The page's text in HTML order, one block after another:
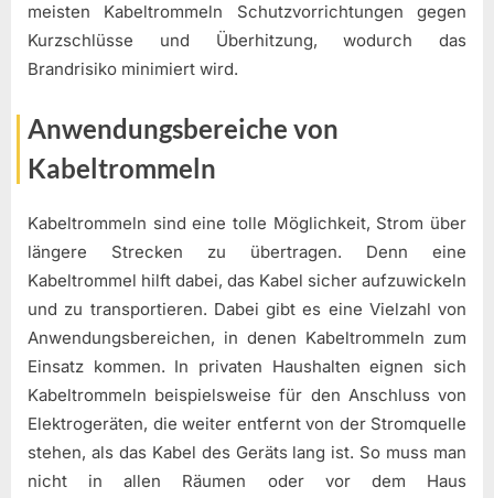
meisten Kabeltrommeln Schutzvorrichtungen gegen
Kurzschlüsse und Überhitzung, wodurch das
Brandrisiko minimiert wird.
Anwendungsbereiche von
Kabeltrommeln
Kabeltrommeln sind eine tolle Möglichkeit, Strom über
längere Strecken zu übertragen. Denn eine
Kabeltrommel hilft dabei, das Kabel sicher aufzuwickeln
und zu transportieren. Dabei gibt es eine Vielzahl von
Anwendungsbereichen, in denen Kabeltrommeln zum
Einsatz kommen. In privaten Haushalten eignen sich
Kabeltrommeln beispielsweise für den Anschluss von
Elektrogeräten, die weiter entfernt von der Stromquelle
stehen, als das Kabel des Geräts lang ist. So muss man
nicht in allen Räumen oder vor dem Haus